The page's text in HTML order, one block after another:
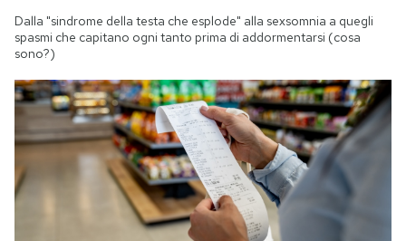
Dalla "sindrome della testa che esplode" alla sexsomnia a quegli
spasmi che capitano ogni tanto prima di addormentarsi (cosa
sono?)